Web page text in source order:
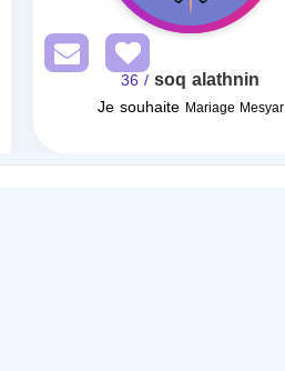
soq alathnin
/ 36
Je souhaite Mariage Mesyar